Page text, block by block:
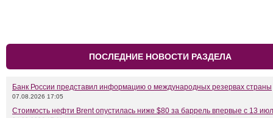
ПОСЛЕДНИЕ НОВОСТИ РАЗДЕЛА
Банк России представил информацию о международных резервах страны
07.08.2026 17:05
Стоимость нефти Brent опустилась ниже $80 за баррель впервые с 13